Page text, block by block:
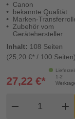
Canon
bekannte Qualität
Marken-
Zubehör vom
Gerätehersteller
Inhalt: 108 Seiten
(25,20 €* / 100 Seiten)
1-2
27,22 €*
remove
Produkt
add